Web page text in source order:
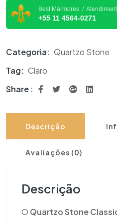
Best Mármores /
+55 11 4564-0271
Categoria: Quartzo Stone
Tag: Claro
Share :
Descrição
Avaliações (0)
Descrição
O Quartzo Stone